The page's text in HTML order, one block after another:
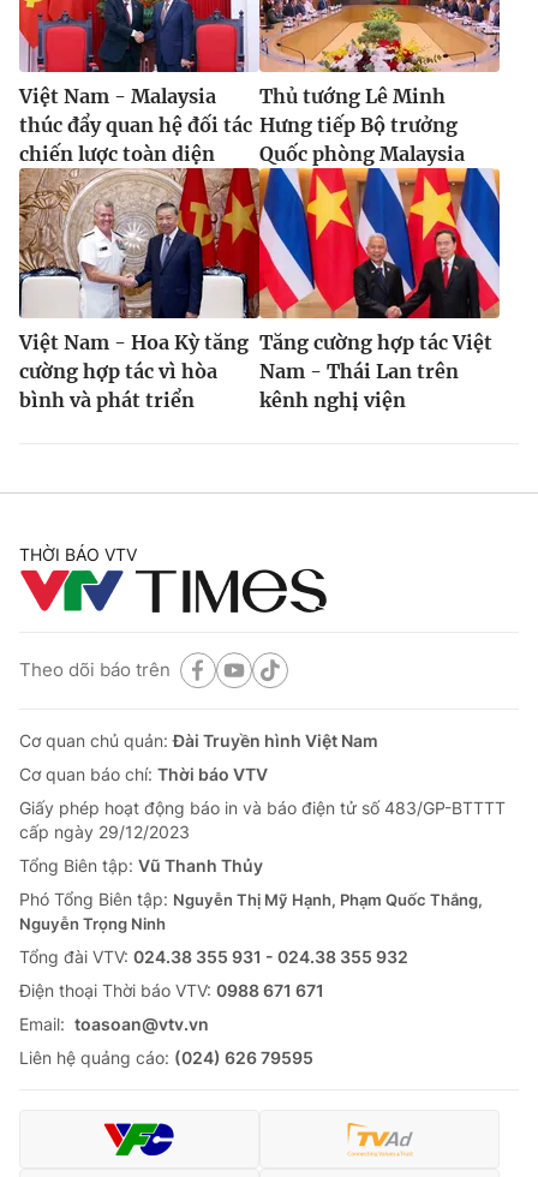
Việt Nam - Malaysia
thúc đẩy quan hệ đối tác
chiến lược toàn diện
Thủ tướng Lê Minh
Hưng tiếp Bộ trưởng
Quốc phòng Malaysia
Việt Nam - Hoa Kỳ tăng
cường hợp tác vì hòa
bình và phát triển
Tăng cường hợp tác Việt
Nam - Thái Lan trên
kênh nghị viện
THỜI BÁO VTV
Theo dõi báo trên
Cơ quan chủ quản:Đài Truyền hình Việt Nam
Cơ quan báo chí: Thời báo VTV
Giấy phép hoạt động báo in và báo điện tử số 483/GP-BTTTT
cấp ngày 29/12/2023
Tổng Biên tập: Vũ Thanh Thủy
Phó Tổng Biên tập: Nguyễn Thị Mỹ Hạnh, Phạm Quốc Thắng,
Nguyễn Trọng Ninh
Tổng đài VTV: 024.38 355 931 - 024.38 355 932
Ðiện thoại Thời báo VTV: 0988 671 671
Email: toasoan@vtv.vn
Liên hệ quảng cáo: (024) 626 79595